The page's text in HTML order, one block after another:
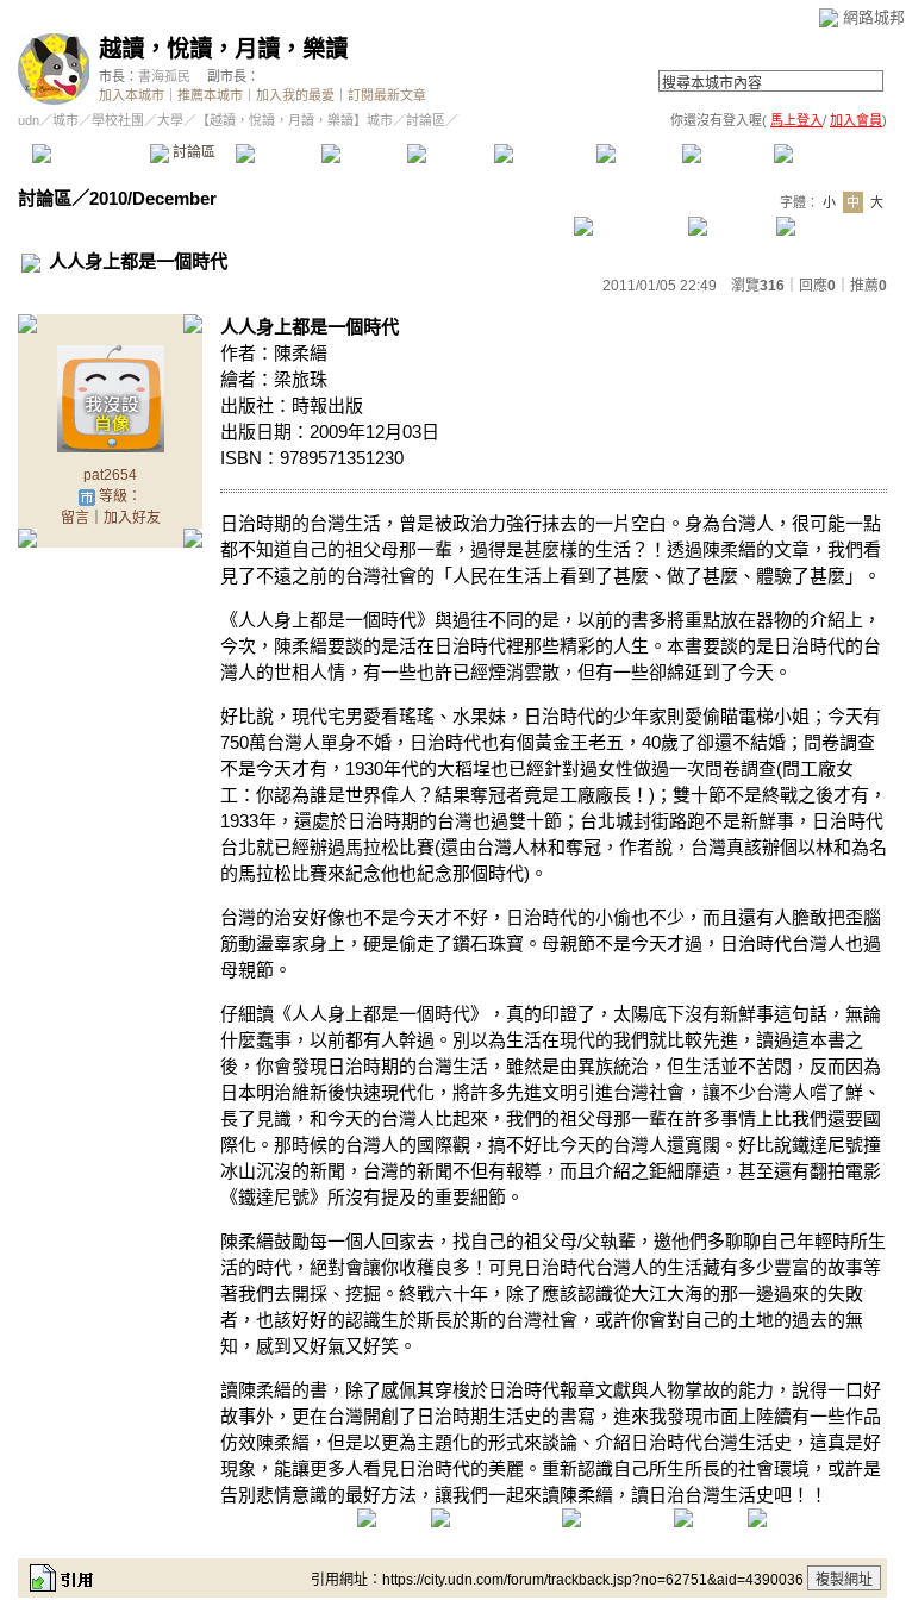
網路城邦
越讀，悅讀，月讀，樂讀
市長： 書海孤民
副市長：
加入本城市
推薦本城市 加入我的最愛
訂閱最新文章
udn／城市／學校社團 ／大學／ 【越讀，悅讀，月讀，樂讀】城市／討論區／ 你還沒有登入喔( 馬上登入/ 加入會員)
討論區 精華區 投票區 影像館 公告區 訪客簿 市政中心
討論區／2010/December 字體： 小 中 大
人人身上都是一個時代
2011/01/05 22:49 瀏覽316 ｜回應0 推薦0
pat2654
等級：
留言｜ 加入好友
人人身上都是一個時代
作者：陳柔縉
繪者：梁旅珠
出版社：時報出版
出版日期：2009年12月03日
ISBN：9789571351230
日治時期的台灣生活，曾是被政治力強行抹去的一片空白。身為台灣人，很可能一點
都不知道自己的祖父母那一輩，過得是甚麼樣的生活？！透過陳柔縉的文章，我們看
見了不遠之前的台灣社會的「人民在生活上看到了甚麼、做了甚麼、體驗了甚麼」。
《人人身上都是一個時代》與過往不同的是，以前的書多將重點放在器物的介紹上，
今次，陳柔縉要談的是活在日治時代裡那些精彩的人生。本書要談的是日治時代的台
灣人的世相人情，有一些也許已經煙消雲散，但有一些卻綿延到了今天。
好比說，現代宅男愛看瑤瑤、水果妹，日治時代的少年家則愛偷瞄電梯小姐；今天有
750萬台灣人單身不婚，日治時代也有個黃金王老五，40歲了卻還不結婚；問卷調查
不是今天才有，1930年代的大稻埕也已經針對過女性做過一次問卷調查(問工廠女
工：你認為誰是世界偉人？結果奪冠者竟是工廠廠長！)；雙十節不是終戰之後才有，
1933年，還處於日治時期的台灣也過雙十節；台北城封街路跑不是新鮮事，日治時代
台北就已經辦過馬拉松比賽(還由台灣人林和奪冠，作者說，台灣真該辦個以林和為名
的馬拉松比賽來紀念他也紀念那個時代)。
台灣的治安好像也不是今天才不好，日治時代的小偷也不少，而且還有人膽敢把歪腦
筋動盪辜家身上，硬是偷走了鑽石珠寶。母親節不是今天才過，日治時代台灣人也過
母親節。
仔細讀《人人身上都是一個時代》，真的印證了，太陽底下沒有新鮮事這句話，無論
什麼蠢事，以前都有人幹過。別以為生活在現代的我們就比較先進，讀過這本書之
後，你會發現日治時期的台灣生活，雖然是由異族統治，但生活並不苦悶，反而因為
日本明治維新後快速現代化，將許多先進文明引進台灣社會，讓不少台灣人嚐了鮮、
長了見識，和今天的台灣人比起來，我們的祖父母那一輩在許多事情上比我們還要國
際化。那時候的台灣人的國際觀，搞不好比今天的台灣人還寬闊。好比說鐵達尼號撞
冰山沉沒的新聞，台灣的新聞不但有報導，而且介紹之鉅細靡遺，甚至還有翻拍電影
《鐵達尼號》所沒有提及的重要細節。
陳柔縉鼓勵每一個人回家去，找自己的祖父母/父執輩，邀他們多聊聊自己年輕時所生
活的時代，絕對會讓你收穫良多！可見日治時代台灣人的生活藏有多少豐富的故事等
著我們去開採、挖掘。終戰六十年，除了應該認識從大江大海的那一邊過來的失敗
者，也該好好的認識生於斯長於斯的台灣社會，或許你會對自己的土地的過去的無
知，感到又好氣又好笑。
讀陳柔縉的書，除了感佩其穿梭於日治時代報章文獻與人物掌故的能力，說得一口好
故事外，更在台灣開創了日治時期生活史的書寫，進來我發現市面上陸續有一些作品
仿效陳柔縉，但是以更為主題化的形式來談論、介紹日治時代台灣生活史，這真是好
現象，能讓更多人看見日治時代的美麗。重新認識自己所生所長的社會環境，或許是
告別悲情意識的最好方法，讓我們一起來讀陳柔縉，讀日治台灣生活史吧！！
引用網址：https://city.udn.com/forum/trackback.jsp?no=62751&aid=4390036